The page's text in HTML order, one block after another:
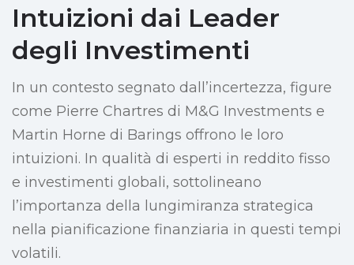
Intuizioni dai Leader
degli Investimenti
In un contesto segnato dall’incertezza, figure
come Pierre Chartres di M&G Investments e
Martin Horne di Barings offrono le loro
intuizioni. In qualità di esperti in reddito fisso
e investimenti globali, sottolineano
l’importanza della lungimiranza strategica
nella pianificazione finanziaria in questi tempi
volatili.